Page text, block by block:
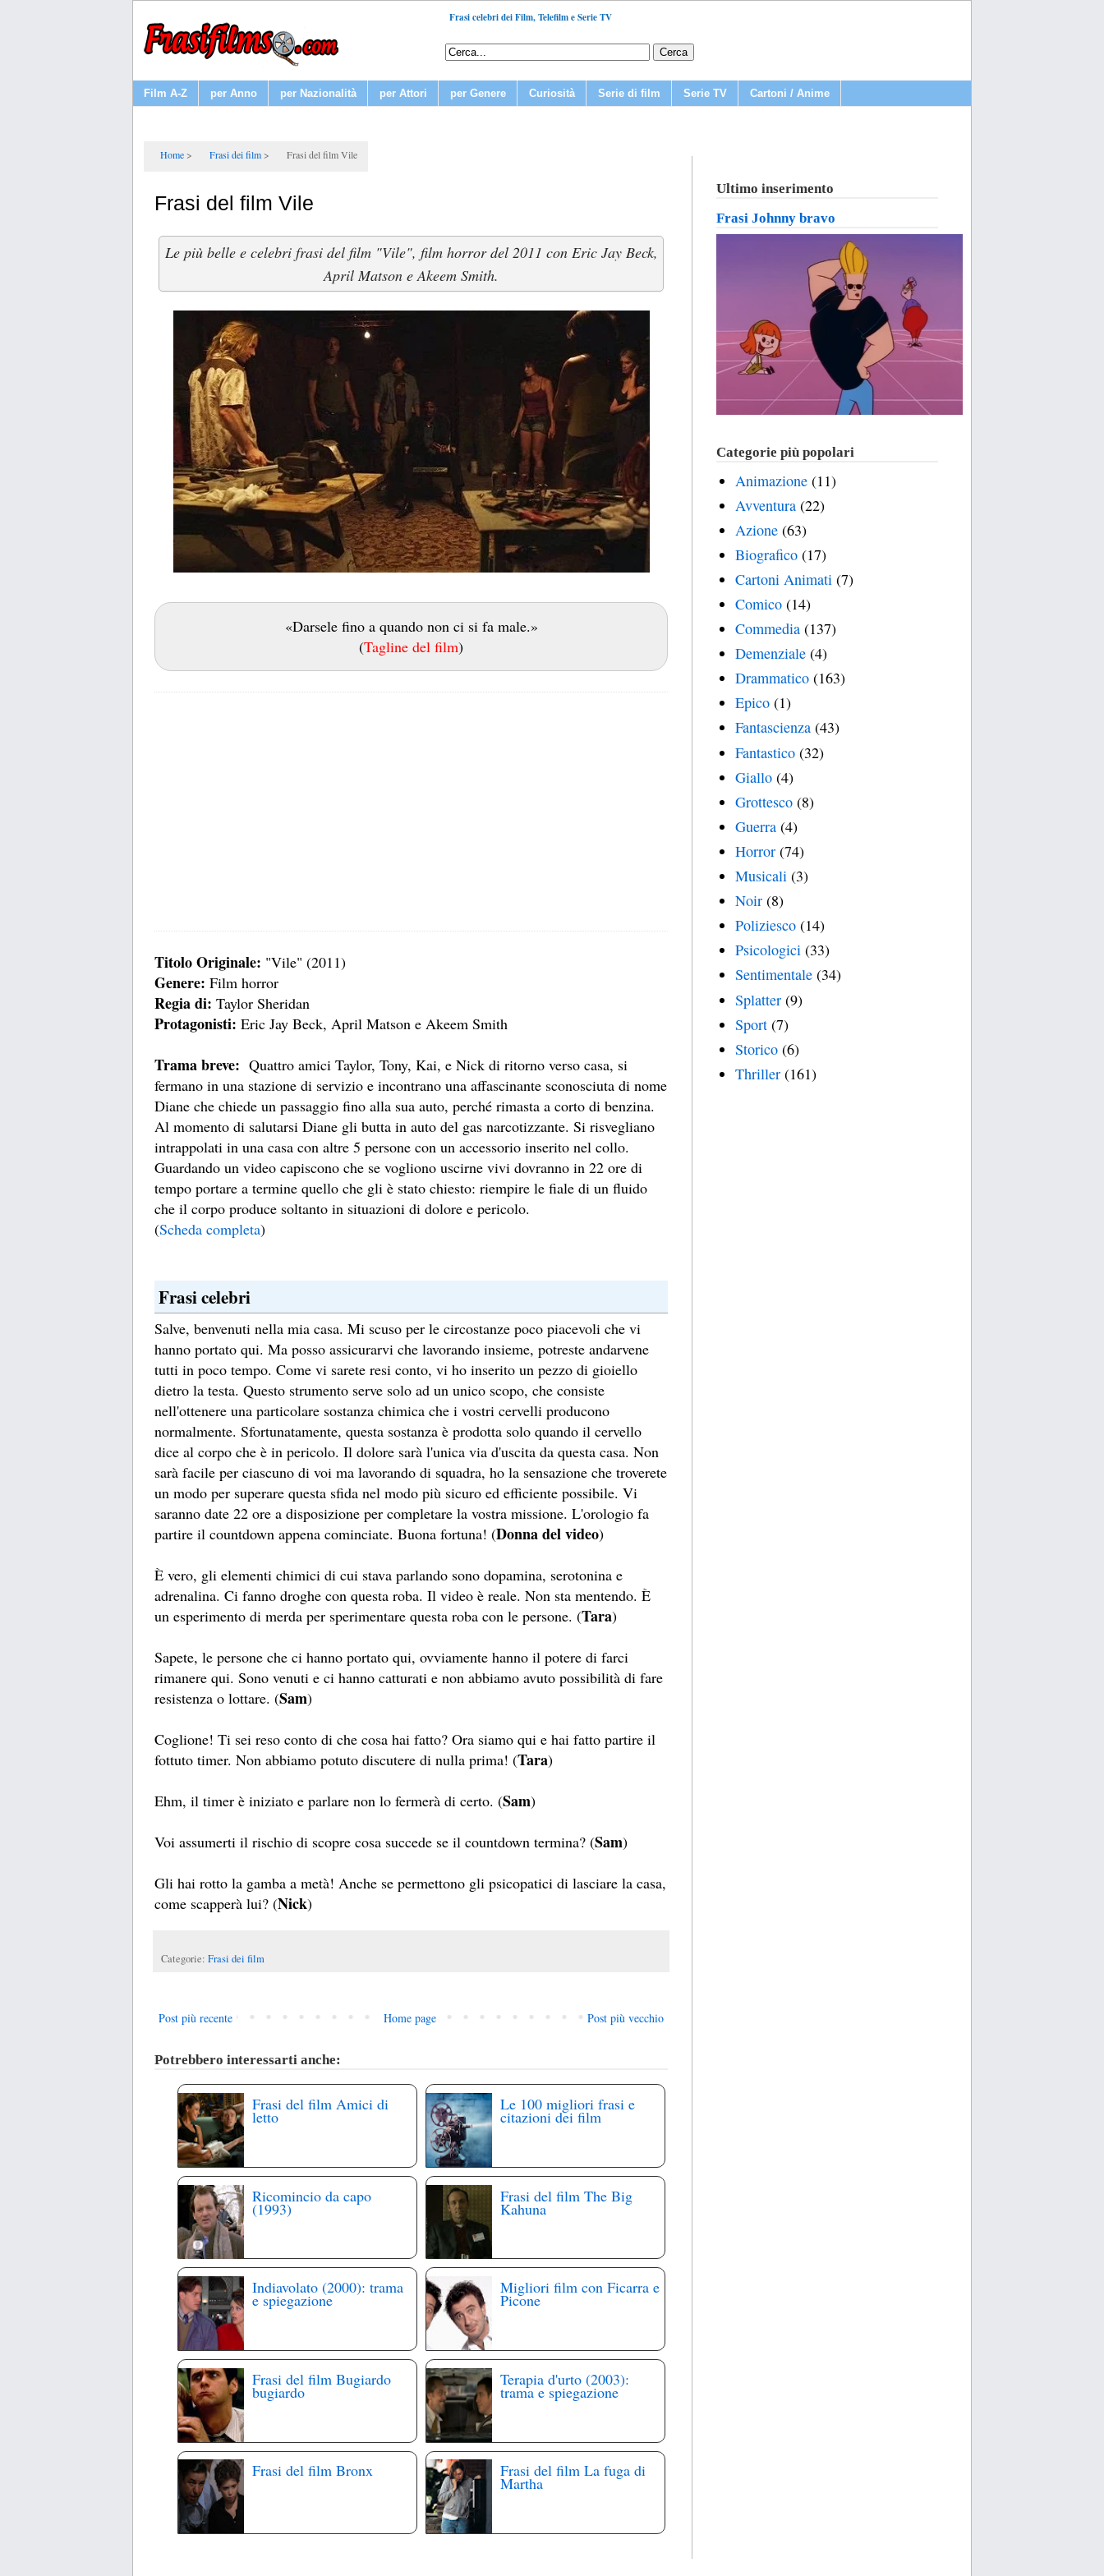
Frasi celebri dei Film, Telefilm e Serie TV
Film A-Z per Anno per Nazionalità per Attori per Genere Curiosità Serie di film Serie TV Cartoni / Anime
Home Frasi dei film Frasi del film Vile
Frasi del film Vile
Le più belle e celebri frasi del film "Vile", film horror del 2011 con Eric Jay Beck,
April Matson e Akeem Smith.
«Darsele fino a quando non ci si fa male.»
(Tagline del film)
Titolo Originale: "Vile" (2011)
Genere: Film horror
Regia di: Taylor Sheridan
Protagonisti: Eric Jay Beck, April Matson e Akeem Smith
Trama breve: Quattro amici Taylor, Tony, Kai, e Nick di ritorno verso casa, si
fermano in una stazione di servizio e incontrano una affascinante sconosciuta di nome
Diane che chiede un passaggio fino alla sua auto, perché rimasta a corto di benzina.
Al momento di salutarsi Diane gli butta in auto del gas narcotizzante. Si risvegliano
intrappolati in una casa con altre 5 persone con un accessorio inserito nel collo.
Guardando un video capiscono che se vogliono uscirne vivi dovranno in 22 ore di
tempo portare a termine quello che gli è stato chiesto: riempire le fiale di un fluido
che il corpo produce soltanto in situazioni di dolore e pericolo.
(Scheda completa)
Frasi celebri
Salve, benvenuti nella mia casa. Mi scuso per le circostanze poco piacevoli che vi
hanno portato qui. Ma posso assicurarvi che lavorando insieme, potreste andarvene
tutti in poco tempo. Come vi sarete resi conto, vi ho inserito un pezzo di gioiello
dietro la testa. Questo strumento serve solo ad un unico scopo, che consiste
nell'ottenere una particolare sostanza chimica che i vostri cervelli producono
normalmente. Sfortunatamente, questa sostanza è prodotta solo quando il cervello
dice al corpo che è in pericolo. Il dolore sarà l'unica via d'uscita da questa casa. Non
sarà facile per ciascuno di voi ma lavorando di squadra, ho la sensazione che troverete
un modo per superare questa sfida nel modo più sicuro ed efficiente possibile. Vi
saranno date 22 ore a disposizione per completare la vostra missione. L'orologio fa
partire il countdown appena cominciate. Buona fortuna! (Donna del video)
È vero, gli elementi chimici di cui stava parlando sono dopamina, serotonina e
adrenalina. Ci fanno droghe con questa roba. Il video è reale. Non sta mentendo. È
un esperimento di merda per sperimentare questa roba con le persone. (Tara)
Sapete, le persone che ci hanno portato qui, ovviamente hanno il potere di farci
rimanere qui. Sono venuti e ci hanno catturati e non abbiamo avuto possibilità di fare
resistenza o lottare. (Sam)
Coglione! Ti sei reso conto di che cosa hai fatto? Ora siamo qui e hai fatto partire il
fottuto timer. Non abbiamo potuto discutere di nulla prima! (Tara)
Ehm, il timer è iniziato e parlare non lo fermerà di certo. (Sam)
Voi assumerti il rischio di scopre cosa succede se il countdown termina? (Sam)
Gli hai rotto la gamba a metà! Anche se permettono gli psicopatici di lasciare la casa,
come scapperà lui? (Nick)
Categorie: Frasi dei film
Post più recente Post più vecchio
Home page
Potrebbero interessarti anche:
Frasi del film Amici di
letto
Le 100 migliori frasi e
citazioni dei film
Ricomincio da capo
(1993)
Frasi del film The Big
Kahuna
Indiavolato (2000): trama
e spiegazione
Migliori film con Ficarra e
Picone
Frasi del film Bugiardo
bugiardo
Terapia d'urto (2003):
trama e spiegazione
Frasi del film Bronx Frasi del film La fuga di
Martha
Ultimo inserimento
Frasi Johnny bravo
Categorie più popolari
Animazione (11)
Avventura (22)
Azione (63)
Biografico (17)
Cartoni Animati (7)
Comico (14)
Commedia (137)
Demenziale (4)
Drammatico (163)
Epico (1)
Fantascienza (43)
Fantastico (32)
Giallo (4)
Grottesco (8)
Guerra (4)
Horror (74)
Musicali (3)
Noir (8)
Poliziesco (14)
Psicologici (33)
Sentimentale (34)
Splatter (9)
Sport (7)
Storico (6)
Thriller (161)